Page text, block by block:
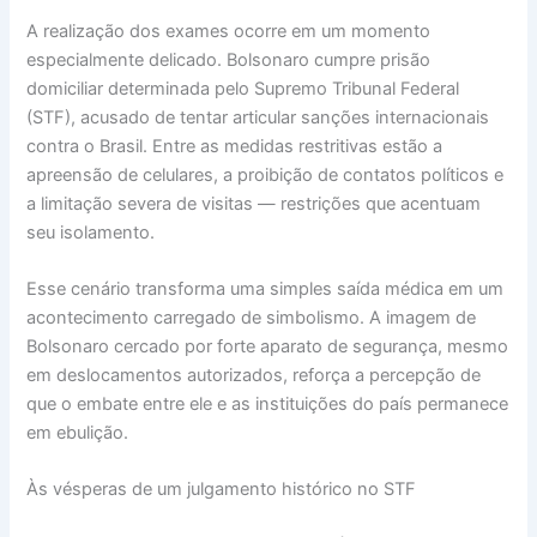
A realização dos exames ocorre em um momento
especialmente delicado. Bolsonaro cumpre prisão
domiciliar determinada pelo Supremo Tribunal Federal
(STF), acusado de tentar articular sanções internacionais
contra o Brasil. Entre as medidas restritivas estão a
apreensão de celulares, a proibição de contatos políticos e
a limitação severa de visitas — restrições que acentuam
seu isolamento.
Esse cenário transforma uma simples saída médica em um
acontecimento carregado de simbolismo. A imagem de
Bolsonaro cercado por forte aparato de segurança, mesmo
em deslocamentos autorizados, reforça a percepção de
que o embate entre ele e as instituições do país permanece
em ebulição.
Às vésperas de um julgamento histórico no STF